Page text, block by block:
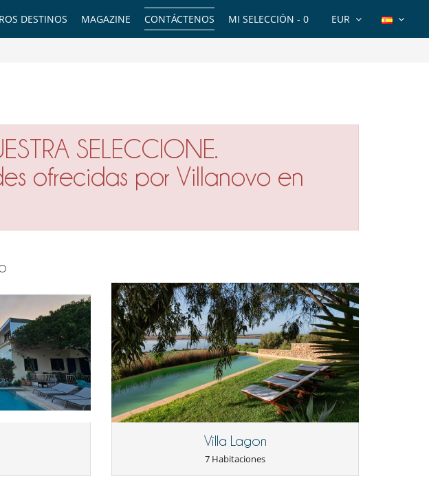
EUR
MI SELECCIÓN - 0
CONTÁCTENOS
MAGAZINE
DESTINOS
SELECCIONE.
ofrecidas por Villanovo en
Villa Lagon
7 Habitaciones